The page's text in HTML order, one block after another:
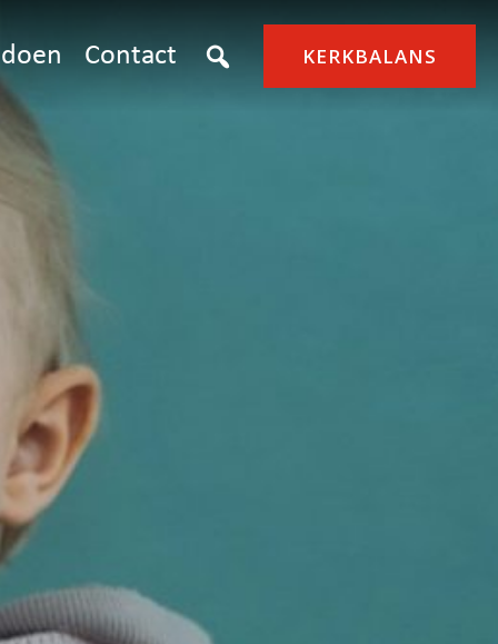
Contact KERKBALANS